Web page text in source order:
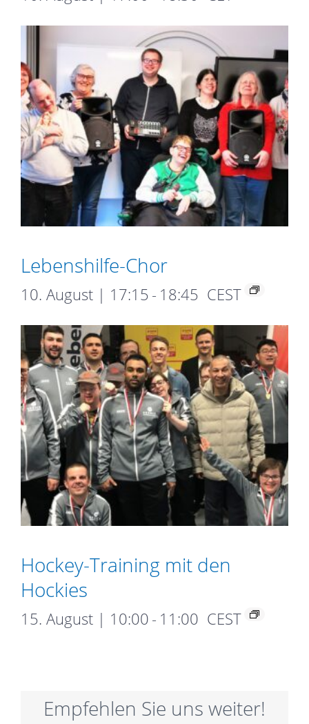
Lebens­hilfe-­Chor
10. August | 17:15 - 18:45 CEST
Hockey-Training mit den
Hockies
15. August | 10:00 - 11:00 CEST
Empfehlen Sie uns weiter!